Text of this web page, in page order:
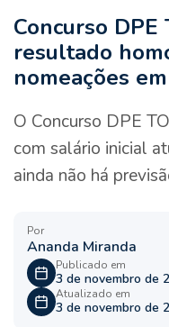
Concurso
resultado
nomeações
O Concurso DPE
com salário inicial
ainda não há
Por
Ananda Miranda
Publicado em
3 de novembro de
Atualizado em
3 de novembro de